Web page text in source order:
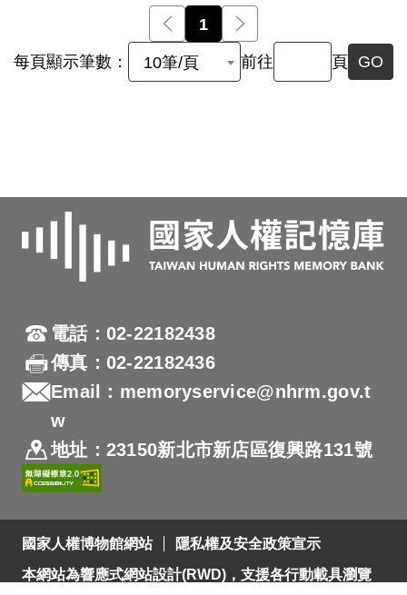
前一頁
1
每頁顯示筆數： 10筆/頁 前往 頁 GO
電話：02-22182438
傳真：02-22182436
Email：memoryservice@nhrm.gov.t
w
地址：23150新北市新店區復興路131號
國家人權博物館網站
隱私權及安全政策宣示
本網站為響應式網站設計(RWD)，支援各行動載具瀏覽